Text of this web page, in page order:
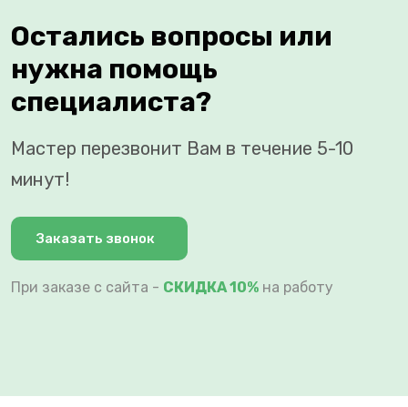
Остались вопросы или
нужна помощь
специалиста?
Мастер перезвонит Вам в течение 5-10
минут!
Заказать звонок
При заказе с сайта - СКИДКА 10% на работу